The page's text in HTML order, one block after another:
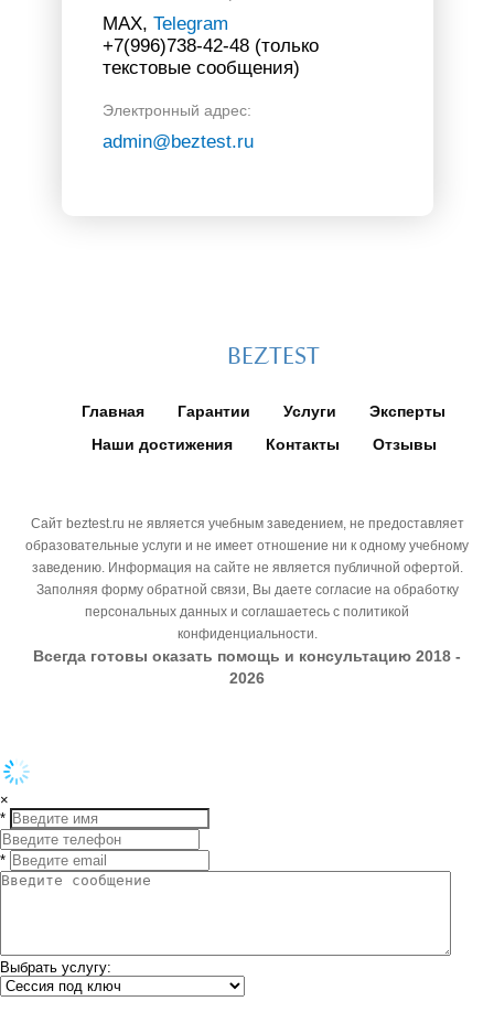
МАХ, Telegram
+7(996)738-42-48 (только
текстовые сообщения)
Электронный адрес:
admin@beztest.ru
BEZTEST
Главная Гарантии Услуги
Эксперты
Наши достижения
Контакты Отзывы
Сайт beztest.ru не является учебным заведением, не предоставляет
образовательные услуги и не имеет отношение ни к одному учебному
заведению. Информация на сайте не является публичной офертой.
Заполняя форму обратной связи, Вы даете согласие на обработку
персональных данных и соглашаетесь с политикой
конфиденциальности.
Всегда готовы оказать помощь и консультацию 2018 -
2026
×
*
*
Выбрать услугу: